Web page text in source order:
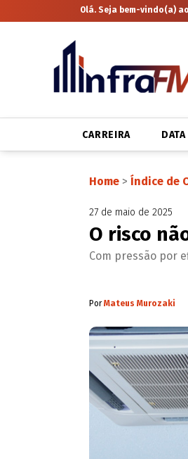
Olá. Seja bem-vindo(a)
CARREIRA
Home> Índice de
27 de maio de 2025
O risco
Com pressão por
PorMateus Murozaki